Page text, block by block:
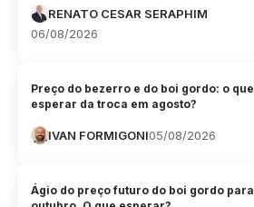
RENATO CESAR SERAPHIM
06/08/2026
Preço do bezerro e do boi gordo: o que
esperar da troca em agosto?
IVAN FORMIGONI05/08/2026
Ágio do preço futuro do boi gordo para